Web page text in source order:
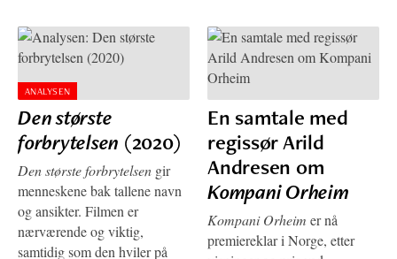
ANALYSEN
Den største
forbrytelsen (2020)
Den største forbrytelsen gir
menneskene bak tallene navn
og ansikter. Filmen er
nærværende og viktig,
samtidig som den hviler på
En samtale med
regissør Arild
Andresen om
Kompani Orheim
Kompani Orheim er nå
premiereklar i Norge, etter